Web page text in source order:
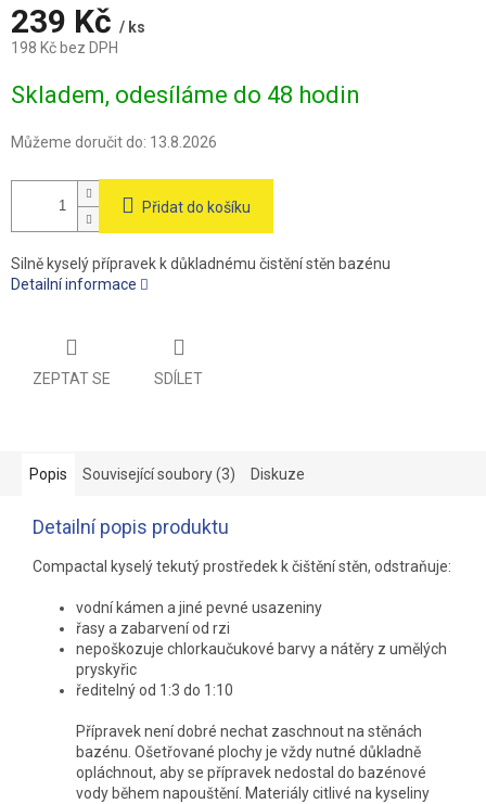
239 Kč / ks
198 Kč bez DPH
cena:
Skladem, odesíláme do 48 hodin
Můžeme doručit do: 13.8.2026
Přidat do košíku
Silně kyselý přípravek k důkladnému čistění stěn bazénu
Detailní informace
ZEPTAT SE SDÍLET
Popis Související soubory (3) Diskuze
Detailní popis produktu
Compactal kyselý tekutý prostředek k čištění stěn, odstraňuje:
vodní kámen a jiné pevné usazeniny
řasy a zabarvení od rzi
nepoškozuje chlorkaučukové barvy a nátěry z umělých
pryskyřic
ředitelný od 1:3 do 1:10
Přípravek není dobré nechat zaschnout na stěnách
bazénu. Ošetřované plochy je vždy nutné důkladně
opláchnout, aby se přípravek nedostal do bazénové
vody během napouštění. Materiály citlivé na kyseliny